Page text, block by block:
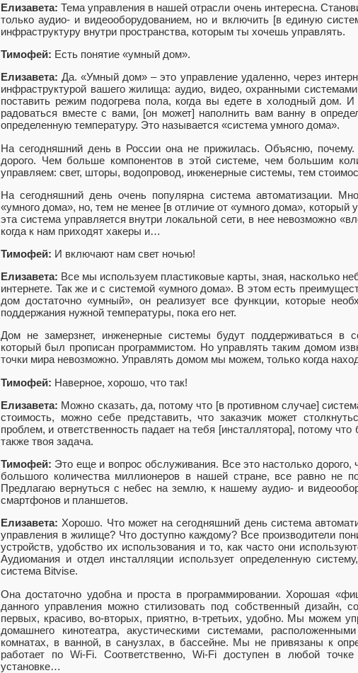
Елизавета: Тема управления в нашей отрасли очень интересна.
только аудио- и видеооборудованием, но и включить [в единую
инфраструктуру внутри пространства, которым ты хочешь управлять.
Тимофей: Есть понятие «умный дом».
Елизавета: Да. «Умный дом» – это управление удаленно, через
инфраструктурой вашего жилища: аудио, видео, охранными
поставить режим подогрева пола, когда вы едете в холодный дом.
радоваться вместе с вами, [он может] наполнить вам ванну в
определенную температуру. Это называется «система умного дома».
На сегодняшний день в России она не прижилась. Объясню, почему.
дорого. Чем больше компонентов в этой системе, чем большим
управляем: свет, шторы, водопровод, инженерные системы, тем
На сегодняшний день очень популярна система автоматизации.
«умного дома», но, тем не менее [в отличие от «умного дома», который
эта система управляется внутри локальной сети, в нее невозможно
когда к нам приходят хакеры и…
Тимофей: И включают нам свет ночью!
Елизавета: Все мы используем пластиковые карты, зная, насколько
интернете. Так же и с системой «умного дома». В этом есть
дом достаточно «умный», он реализует все функции, которые
поддержания нужной температуры, пока его нет.
Дом не замерзнет, инженерные системы будут поддерживаться в
который был прописан программистом. Но управлять таким домом
точки мира невозможно. Управлять домом мы можем, только когда
Тимофей: Наверное, хорошо, что так!
Елизавета: Можно сказать, да, потому что [в противном случае]
стоимость, можно себе представить, что заказчик может
проблем, и ответственность падает на тебя [инсталлятора], потому
также твоя задача.
Тимофей: Это еще и вопрос обслуживания. Все это настолько дорого,
большого количества миллионеров в нашей стране, все равно не
Предлагаю вернуться с небес на землю, к нашему аудио- и
смартфонов и планшетов.
Елизавета: Хорошо. Что может на сегодняшний день система
управления в жилище? Что доступно каждому? Все производители
устройств, удобство их использования и то, как часто они
Аудиомания и отдел инсталляции использует определенную
система Bitvise.
Она достаточно удобна и проста в программировании. Хорошая
данного управления можно стилизовать под собственный дизайн,
первых, красиво, во-вторых, приятно, в-третьих, удобно. Мы можем
домашнего кинотеатра, акустическими системами,
комнатах, в ванной, в санузлах, в бассейне. Мы не привязаны к
работает по Wi-Fi. Соответственно, Wi-Fi доступен в любой
установке…